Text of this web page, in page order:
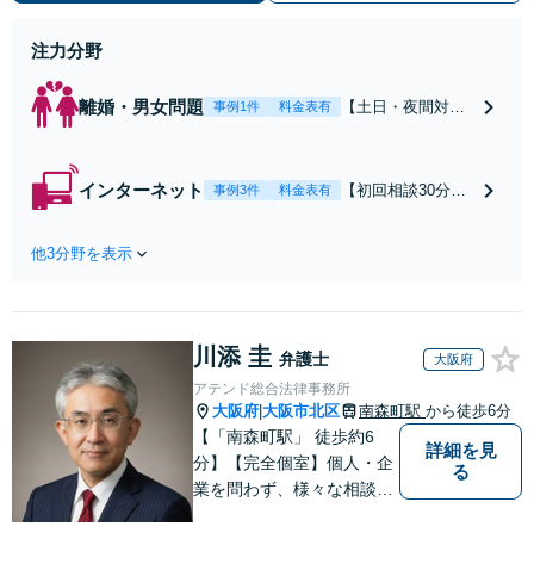
注力分野
離婚・男女問題 事例1件 料金表有
【土日・夜間対応
れたら、サインす
負担を軽減「弁護
士の交渉で慰謝料
金額アップ／減額
交渉も対応可」
【完全個室対応】
インターネット 事例3件 料金表有
【初回相談30分無
報開示請求をおこ
お店の風評被害対
策／売り上げ低下
防止のために尽
力」加害者側の対
応可：開示請求の
意見照会が来たと
きの対処法、被害
他3分野を表示
川添 圭 弁護士 大阪府
アテンド総合法律事務所
大阪府 大阪市北区 南森町駅 から徒歩6分
【「南森町駅」 徒歩約6
分】【完全個室】個人・企
業を問わず、様々な相談を
詳細を見
る